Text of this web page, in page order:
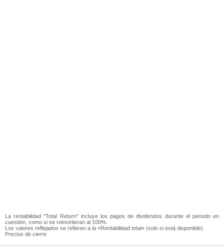
La rentabilidad "Total Return" incluye los pagos de dividendos durante el periodo en
cuestión, como si se reinvirtieran al 100%.
Los valores reflejados se refieren a la «Rentabilidad total» (solo si está disponible).
Precios de cierre